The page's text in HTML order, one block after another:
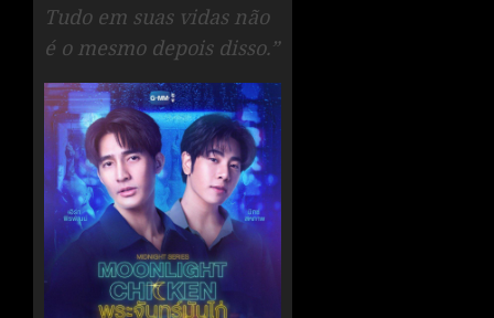
Tudo em suas vidas não
é o mesmo depois disso.”